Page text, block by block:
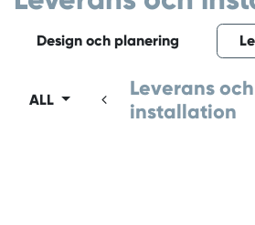
Design och planering
ALL
Leverans och
installation